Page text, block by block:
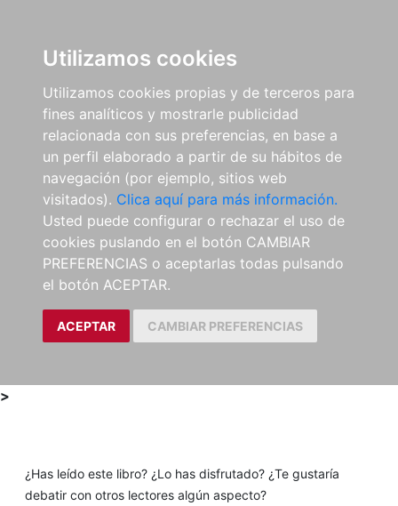
Utilizamos cookies
Utilizamos cookies propias y de terceros para
fines analíticos y mostrarle publicidad
relacionada con sus preferencias, en base a
un perfil elaborado a partir de su hábitos de
navegación (por ejemplo, sitios web
visitados). Clica aquí para más información.
Usted puede configurar o rechazar el uso de
cookies puslando en el botón CAMBIAR
PREFERENCIAS o aceptarlas todas pulsando
el botón ACEPTAR.
ACEPTAR CAMBIAR PREFERENCIAS
>
¿Has leído este libro? ¿Lo has disfrutado? ¿Te gustaría
debatir con otros lectores algún aspecto?